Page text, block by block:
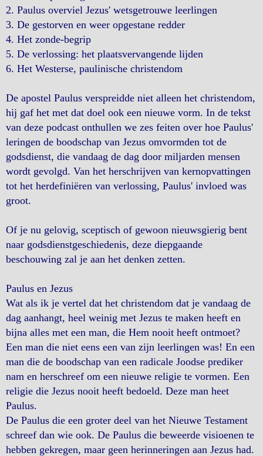
2. Paulus overviel Jezus' wetsgetrouwe leerlingen
3. De gestorven en weer opgestane redder
4. Het zonde-begrip
5. De verlossing: het plaatsvervangende lijden
6. Het Westerse, paulinische christendom
De apostel Paulus verspreidde niet alleen het christendom,
hij gaf het met dat doel ook een nieuwe vorm. In de tekst
van deze podcast onthullen we zes feiten over hoe Paulus'
leringen de boodschap van Jezus omvormden tot de
godsdienst, die vandaag de dag door miljarden mensen
wordt gevolgd. Van het herschrijven van kernopvattingen
tot het herdefiniëren van verlossing, Paulus' invloed was
groot.
Of je nu gelovig, sceptisch of gewoon nieuwsgierig bent
naar godsdienstgeschiedenis, deze diepgaande
beschouwing zal je aan het denken zetten.
Paulus en Jezus
Wat als ik je vertel dat het christendom dat je vandaag de
dag aanhangt, heel weinig met Jezus te maken heeft en
bijna alles met een man, die Hem nooit heeft ontmoet?
Een man die niet eens een van zijn leerlingen was! En een
man die de boodschap van een radicale Joodse prediker
nam en herschreef om een nieuwe religie te vormen. Een
religie die Jezus nooit heeft bedoeld. Deze man heet
Paulus.
De Paulus die een groter deel van het Nieuwe Testament
schreef dan wie ook. De Paulus die beweerde visioenen te
hebben gekregen, maar geen herinneringen aan Jezus had.